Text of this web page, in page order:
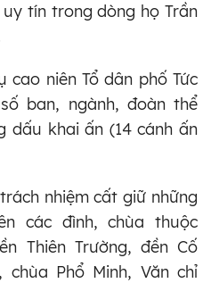
tín trong dòng họ Trần
cao niên Tổ dân phố Tức
ban, ngành, đoàn thể
dấu khai ấn (14 cánh ấn
nhiệm cất giữ những
các đình, chùa thuộc
Thiên Trường, đền Cố
chùa Phổ Minh, Văn chỉ